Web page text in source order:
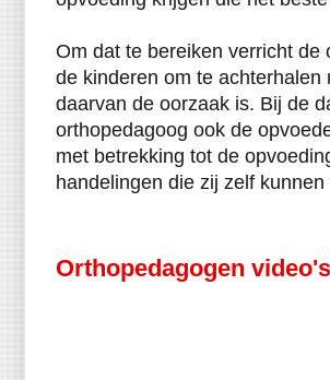
Om dat te bereiken verricht
de kinderen om te
daarvan de oorzaak is. Bij de
orthopedagoog ook de
met betrekking tot de
handelingen die zij zelf
Orthopedagogen video's